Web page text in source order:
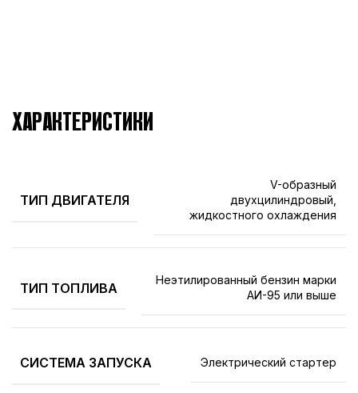
ХАРАКТЕРИСТИКИ
ТИП ДВИГАТЕЛЯ
V-образный
двухцилиндровый,
жидкостного охлаждения
ТИП ТОПЛИВА
Неэтилированный бензин марки
АИ-95 или выше
СИСТЕМА ЗАПУСКА Электрический стартер